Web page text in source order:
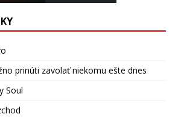
prinúti zavolať niekomu ešte dnes
Soul